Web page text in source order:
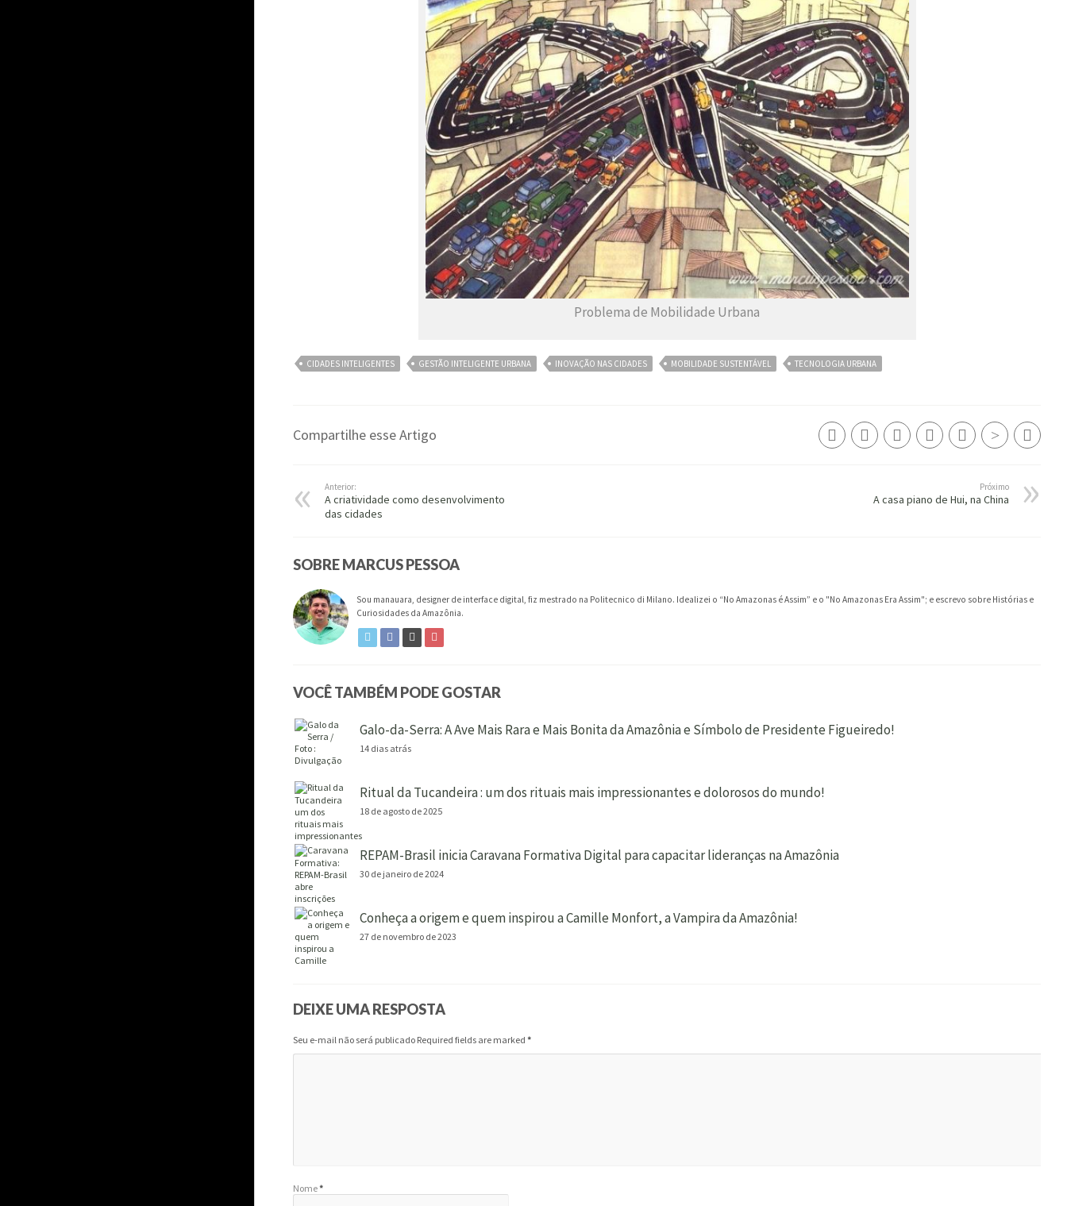
Problema de Mobilidade Urbana
CIDADES INTELIGENTES GESTÃO INTELIGENTE URBANA INOVAÇÃO NAS CIDADES MOBILIDADE SUSTENTÁVEL TECNOLOGIA URBANA
Compartilhe esse Artigo
Anterior:
A criatividade como desenvolvimento
das cidades
Próximo
A casa piano de Hui, na China
SOBRE MARCUS PESSOA
Sou manauara, designer de interface digital, fiz mestrado na Politecnico di Milano. Idealizei o “No Amazonas é Assim” e o "No Amazonas Era Assim"; e escrevo sobre Histórias e
Curiosidades da Amazônia.
VOCÊ TAMBÉM PODE GOSTAR
Galo-da-Serra: A Ave Mais Rara e Mais Bonita da Amazônia e Símbolo de Presidente Figueiredo!
14 dias atrás
Ritual da Tucandeira : um dos rituais mais impressionantes e dolorosos do mundo!
18 de agosto de 2025
REPAM-Brasil inicia Caravana Formativa Digital para capacitar lideranças na Amazônia
30 de janeiro de 2024
Conheça a origem e quem inspirou a Camille Monfort, a Vampira da Amazônia!
27 de novembro de 2023
DEIXE UMA RESPOSTA
Seu e-mail não será publicado Required fields are marked *
Nome*